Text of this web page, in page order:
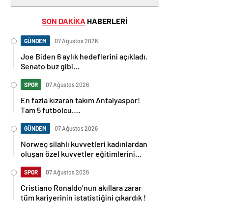
SON DAKİKA HABERLERİ
GÜNDEM 07 Ağustos 2026
Joe Biden 6 aylık hedeflerini açıkladı.
Senato buz gibi…
SPOR 07 Ağustos 2026
En fazla kızaran takım Antalyaspor!
Tam 5 futbolcu….
GÜNDEM 07 Ağustos 2026
Norweç silahlı kuvvetleri kadınlardan
oluşan özel kuvvetler eğitimlerini
SPOR 07 Ağustos 2026
Cristiano Ronaldo’nun akıllara zarar
tüm kariyerinin istatistiğini çıkardık !